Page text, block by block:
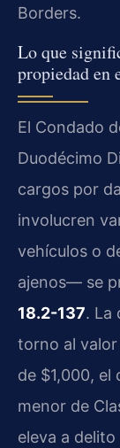
Borders.
Lo que
propiedad en
El Condado
Duodécimo
cargos por
involucren
vehículos o
ajenos— se
18.2-137. La
torno al
de $1,000, el
menor de
eleva a